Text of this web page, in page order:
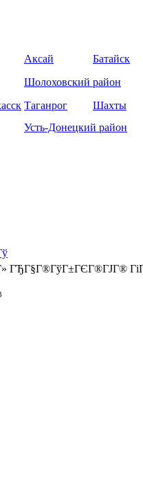
Аксай
Батайск
Шолоховский район
Таганрог
Шахты
Усть-Донецкий район
ГЂГ§Г®ГўГ±ГЄГ®ГЈГ®